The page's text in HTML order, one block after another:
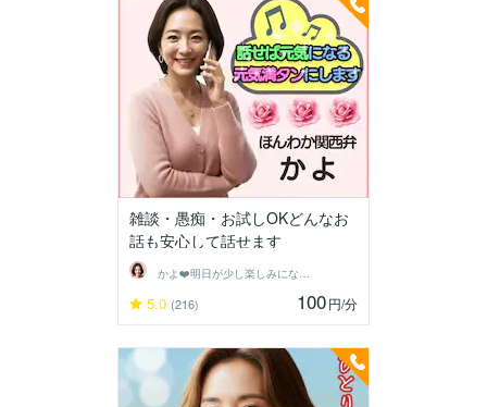
雑談・愚痴・お試しOKどんなお
話も安心して話せます
かよ❤️明日が少し楽しみになる場所
5.0 (216) 100円/分